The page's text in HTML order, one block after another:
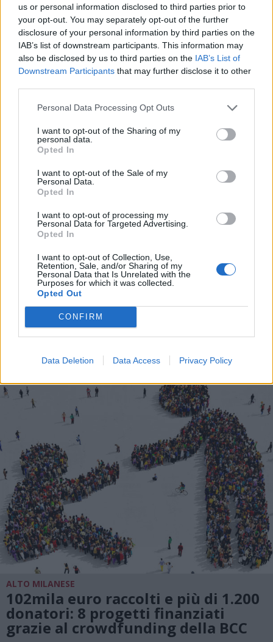
us or personal information disclosed to third parties prior to
your opt-out. You may separately opt-out of the further
disclosure of your personal information by third parties on the
IAB’s list of downstream participants. This information may
also be disclosed by us to third parties on the IAB’s List of
Downstream Participants that may further disclose it to other
Personal Data Processing Opt Outs
I want to opt-out of the Sharing of my
personal data.
Opted In
I want to opt-out of the Sale of my
Personal Data.
Opted In
I want to opt-out of processing my
Personal Data for Targeted Advertising.
Opted In
I want to opt-out of Collection, Use,
Retention, Sale, and/or Sharing of my
Personal Data that Is Unrelated with the
Purposes for which it was collected.
Opted Out
CONFIRM
Data Deletion Data Access Privacy Policy
ALTRE NOTIZIE DI LEGNANO
Legnano punta su un bando
postazioni di videosorveglianza
ALTO MILANESE
102mila euro raccolti e più di 1.200
donatori: 8 progetti finanziati
grazie al crowdfunding della BCC